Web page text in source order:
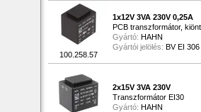
100.258.57
1x12V 3VA 230V 0,25A
PCB transzformátor,
Gyártó: HAHN
Gyártói jelölés: BV EI
2x15V 3VA 230V
Transzformátor EI30
Gyártó: HAHN